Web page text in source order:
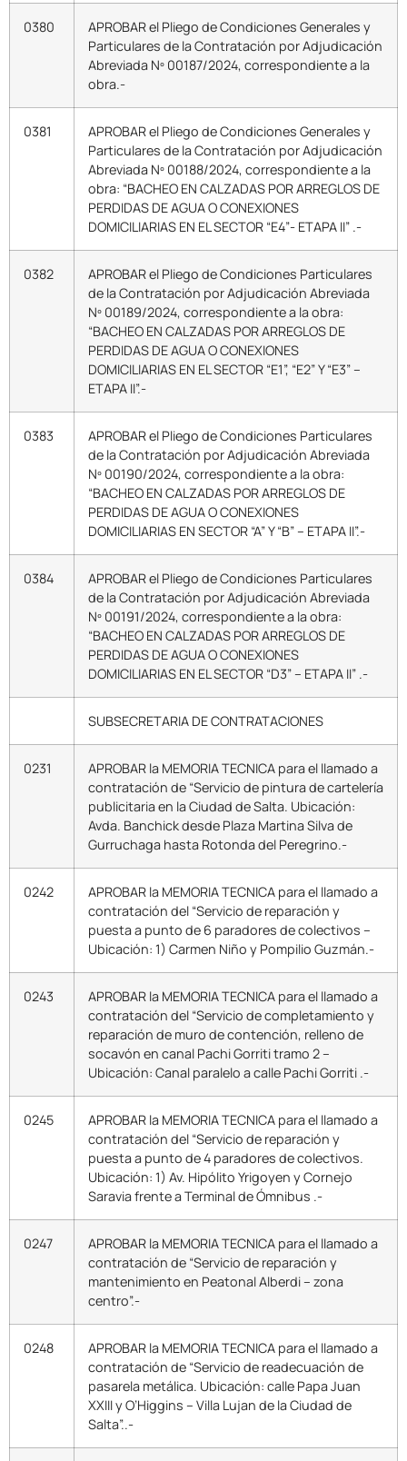
0380
APROBAR el Pliego de Condiciones Generales y
Particulares de la Contratación por Adjudicación
Abreviada Nº 00187/2024, correspondiente a la
obra.-
0381
APROBAR el Pliego de Condiciones Generales y
Particulares de la Contratación por Adjudicación
Abreviada Nº 00188/2024, correspondiente a la
obra: “BACHEO EN CALZADAS POR ARREGLOS DE
PERDIDAS DE AGUA O CONEXIONES
DOMICILIARIAS EN EL SECTOR “E4”- ETAPA II” .-
0382
APROBAR el Pliego de Condiciones Particulares
de la Contratación por Adjudicación Abreviada
Nº 00189/2024, correspondiente a la obra:
“BACHEO EN CALZADAS POR ARREGLOS DE
PERDIDAS DE AGUA O CONEXIONES
DOMICILIARIAS EN EL SECTOR “E1”, “E2” Y “E3” –
ETAPA II”.-
0383
APROBAR el Pliego de Condiciones Particulares
de la Contratación por Adjudicación Abreviada
Nº 00190/2024, correspondiente a la obra:
“BACHEO EN CALZADAS POR ARREGLOS DE
PERDIDAS DE AGUA O CONEXIONES
DOMICILIARIAS EN SECTOR “A” Y “B” – ETAPA II”.-
0384
APROBAR el Pliego de Condiciones Particulares
de la Contratación por Adjudicación Abreviada
Nº 00191/2024, correspondiente a la obra:
“BACHEO EN CALZADAS POR ARREGLOS DE
PERDIDAS DE AGUA O CONEXIONES
DOMICILIARIAS EN EL SECTOR “D3” – ETAPA II” .-
SUBSECRETARIA DE CONTRATACIONES
0231
APROBAR la MEMORIA TECNICA para el llamado a
contratación de “Servicio de pintura de cartelería
publicitaria en la Ciudad de Salta. Ubicación:
Avda. Banchick desde Plaza Martina Silva de
Gurruchaga hasta Rotonda del Peregrino.-
0242
APROBAR la MEMORIA TECNICA para el llamado a
contratación del “Servicio de reparación y
puesta a punto de 6 paradores de colectivos –
Ubicación: 1) Carmen Niño y Pompilio Guzmán.-
0243
APROBAR la MEMORIA TECNICA para el llamado a
contratación del “Servicio de completamiento y
reparación de muro de contención, relleno de
socavón en canal Pachi Gorriti tramo 2 –
Ubicación: Canal paralelo a calle Pachi Gorriti .-
0245
APROBAR la MEMORIA TECNICA para el llamado a
contratación del “Servicio de reparación y
puesta a punto de 4 paradores de colectivos.
Ubicación: 1) Av. Hipólito Yrigoyen y Cornejo
Saravia frente a Terminal de Ómnibus .-
0247
APROBAR la MEMORIA TECNICA para el llamado a
contratación de “Servicio de reparación y
mantenimiento en Peatonal Alberdi – zona
centro”.-
0248
APROBAR la MEMORIA TECNICA para el llamado a
contratación de “Servicio de readecuación de
pasarela metálica. Ubicación: calle Papa Juan
XXIII y O’Higgins – Villa Lujan de la Ciudad de
Salta”..-